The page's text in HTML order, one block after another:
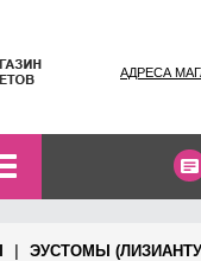
АДРЕСА
ЭУСТОМЫ